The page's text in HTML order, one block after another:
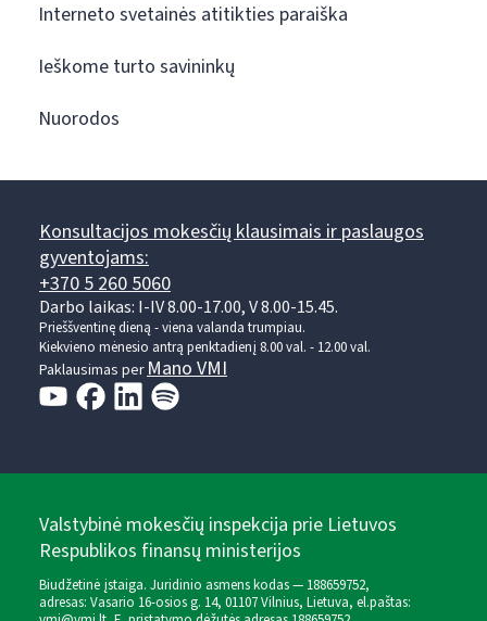
Interneto svetainės atitikties paraiška
Ieškome turto savininkų
Nuorodos
Konsultacijos mokesčių klausimais ir paslaugos
gyventojams:
+370 5 260 5060
Darbo laikas: I-IV 8.00-17.00, V 8.00-15.45.
Prieššventinę dieną - viena valanda trumpiau.
Kiekvieno mėnesio antrą penktadienį 8.00 val. - 12.00 val.
Paklausimas perMano VMI
Valstybinė mokesčių inspekcija prie Lietuvos
Respublikos finansų ministerijos
Biudžetinė įstaiga. Juridinio asmens kodas — 188659752,
adresas: Vasario 16-osios g. 14, 01107 Vilnius, Lietuva, el.paštas: